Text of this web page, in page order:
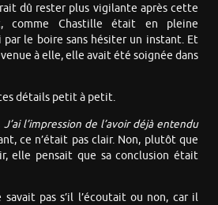
dû rester plus vigilante après cette
comme Chastille était en pleine
le boire sans hésiter un instant. Et
à elle, elle avait été soignée dans
détails petit à petit.
l’impression de l’avoir déjà entendu
ce n’était pas clair. Non, plutôt que
elle pensait que sa conclusion était
pas s’il l’écoutait ou non, car il